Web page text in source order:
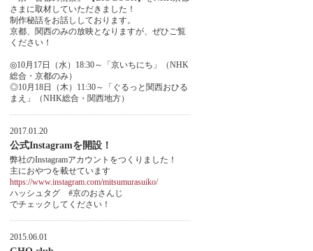
さまに取材していただきました！
制作秘話をお話ししております。
京都、関西のみの放映となりますが、ぜひご覧
ください！
◎10月17日（水）18:30～「京いちにち」（NHK
総合・京都のみ）
◎10月18日（木）11:30～「ぐるっと関西おひる
まえ」（NHK総合・関西地方）
2017.01.20
公式Instagramを開設！
弊社のInstagramアカウントをつくりました！
主におやつを載せています
https://www.instagram.com/mitsumurasuiko/
ハッシュタグ #京のおさんじ
でチェックしてください！
2015.06.01